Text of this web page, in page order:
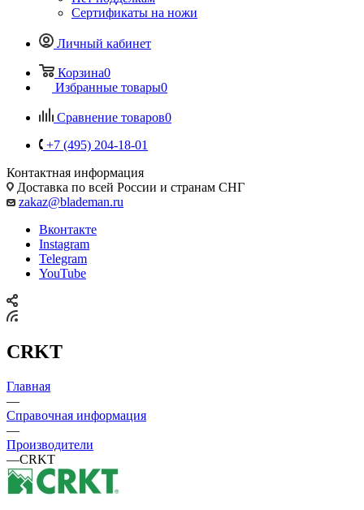
Сертификаты на ножи
Личный кабинет
Корзина0
Избранные товары0
Сравнение товаров0
+7 (495) 204-18-01
Контактная информация
Доставка по всей России и странам СНГ
zakaz@blademan.ru
Вконтакте
Instagram
Telegram
YouTube
CRKT
Главная
—
Справочная информация
—
Производители
—CRKT